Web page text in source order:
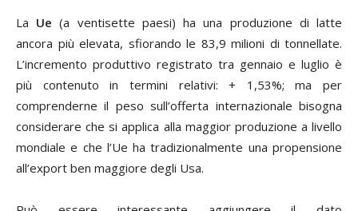
La Ue(a ventisette paesi) ha una produzione di latte
ancora più elevata, sfiorando le 83,9 milioni di tonnellate.
L’incremento produttivo registrato tra gennaio e luglio è
più contenuto in termini relativi: + 1,53%; ma per
comprenderne il peso sull’offerta internazionale bisogna
considerare che si applica alla maggior produzione a livello
mondiale e che l’Ue ha tradizionalmente una propensione
all’export ben maggiore degli Usa.